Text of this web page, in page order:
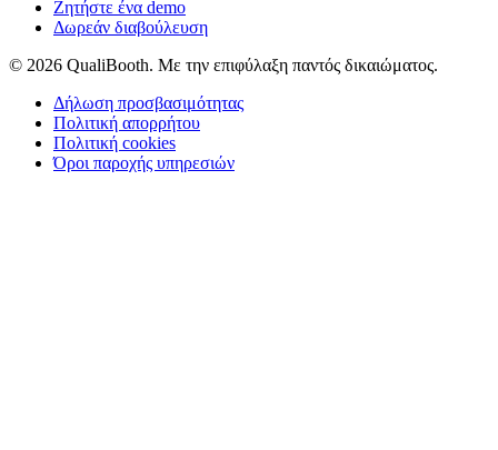
Ζητήστε ένα demo
Δωρεάν διαβούλευση
© 2026 QualiBooth. Με την επιφύλαξη παντός δικαιώματος.
Δήλωση προσβασιμότητας
Πολιτική απορρήτου
Πολιτική cookies
Όροι παροχής υπηρεσιών